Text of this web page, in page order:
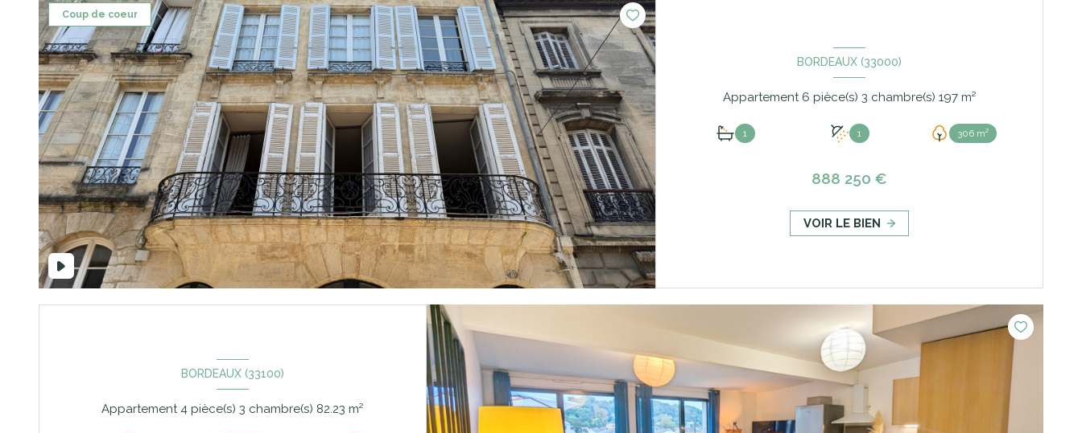
Coup de coeur
BORDEAUX (33000)
Appartement 6 pièce(s) 3 chambre(s) 197 m²
1 1 306 m²
888 250 €
VOIR LE BIEN
BORDEAUX (33100)
Appartement 4 pièce(s) 3 chambre(s) 82.23 m²